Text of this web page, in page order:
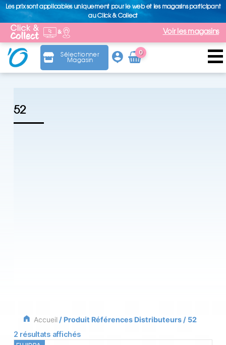
Les prix sont applicables uniquement pour le web et les magasins participant
au Click & Collect
Voir les magasins
Sélectionner
Magasin
0
Arti
cle
52
Accueil/ Produit Références Distributeurs / 52
2 résultats affichés